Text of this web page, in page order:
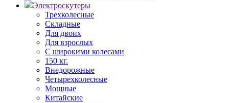
Электроскутеры
Трехколесные
Складные
Для двоих
Для взрослых
С широкими колесами
150 кг.
Внедорожные
Четырехколесные
Мощные
Китайские